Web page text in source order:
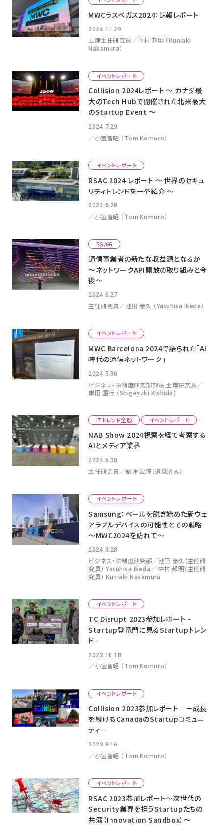
MWCラスベガス2024：速報レポート
2024.11.29
上席主任研究員／中村 邦明 （Kuniaki
Nakamura）
イベントレポート
Collision 2024レポート 〜 カナダ最
大のTech Hubで開催された北米最大
のStartup Event 〜
2024.7.29
／小室智昭 （Tom Komuro）
イベントレポート
RSAC 2024 レポート 〜 世界のセキュ
リティトレンドを一挙紹介 〜
2024.6.28
／小室智昭 （Tom Komuro）
5G/6G
通信事業者の新たな収益源となるか
～ネットワークAPI開放の取り組みと今
後～
2024.6.27
主任研究員／池田 泰久 （Yasuhisa Ikeda）
イベントレポート
MWC Barcelona 2024で語られた「AI
時代の通信ネットワーク」
2024.5.30
ビジネス・法制度研究部部長 主席研究員／
岸田 重行 （Shigeyuki Kishida）
ITトレンド全般 イベントレポート
NAB Show 2024視察を経て考察する
AIとメディア業界
2024.5.30
主任研究員／船津 宏輝（退職済み）
イベントレポート
Samsung：ベールを脱ぎ始めた新ウェ
アラブルデバイスの可能性とその戦略
～MWC2024を訪れて～
2024.3.28
ビジネス・法制度研究部／池田 泰久（主任研
究員） Yasuhisa Ikeda／ 中村 邦明（主任研
究員） Kuniaki Nakamura
イベントレポート
TC Disrupt 2023参加レポート -
Startup登竜門に見るStartupトレン
ド -
2023.10.18
／小室智昭 （Tom Komuro）
イベントレポート
Collision 2023参加レポート －成長
を続けるCanadaのStartupコミュニ
ティ－
2023.8.16
／小室智昭 （Tom Komuro）
イベントレポート
RSAC 2023参加レポート〜次世代の
Security業界を担うStartupたちの
共演（Innovation Sandbox）〜